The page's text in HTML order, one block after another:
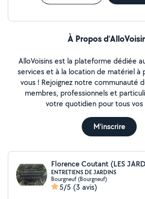
À Propos
AlloVoisins est la plateforme dédiée
services et à la location de matériel à
vous ! Rejoignez notre communauté
membres, professionnels et
votre quotidien pour tous
M'inscrire
ENTRETIENS DE JARDINS
Bourgneuf (Bourgneuf)
5/5 (3 avis)